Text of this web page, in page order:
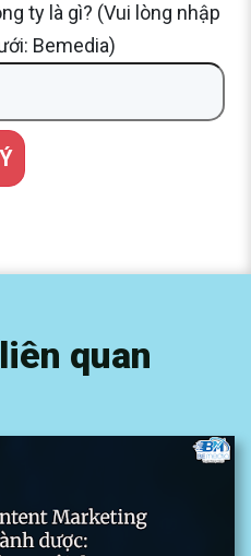
ty là gì? (Vui lòng nhập
Bemedia)
quan